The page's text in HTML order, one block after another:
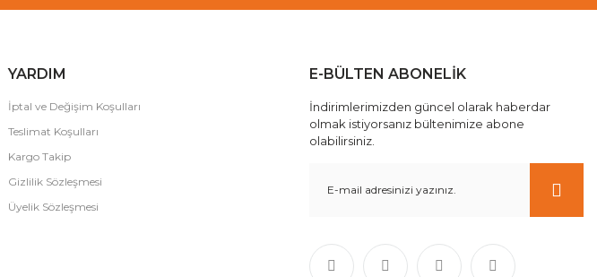
YARDIM
İptal ve Değişim Koşulları
Teslimat Koşulları
Kargo Takip
Gizlilik Sözleşmesi
Üyelik Sözleşmesi
E-BÜLTEN ABONELİK
İndirimlerimizden güncel olarak haberdar
olmak istiyorsanız bültenimize abone
olabilirsiniz.